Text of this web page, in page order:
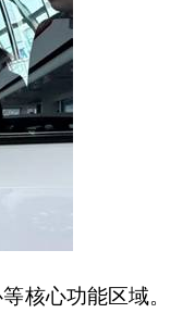
核心功能区域